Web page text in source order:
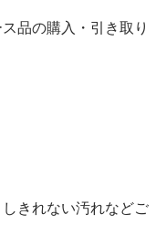
品の購入・引き取り
きれない汚れなどご